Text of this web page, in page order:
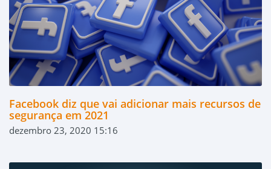
Facebook diz que vai adicionar mais recursos de
segurança em 2021
dezembro 23, 2020 15:16